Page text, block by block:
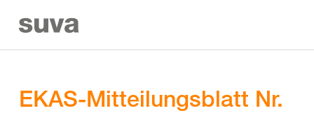
EKAS-Mitteilungsblatt Nr.